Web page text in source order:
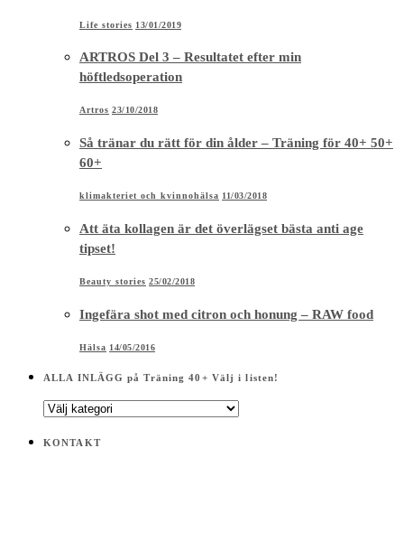
Life stories 13/01/2019
ARTROS Del 3 – Resultatet efter min
höftledsoperation
Artros 23/10/2018
Så tränar du rätt för din ålder – Träning för 40+ 50+
60+
klimakteriet och kvinnohälsa 11/03/2018
Att äta kollagen är det överlägset bästa anti age
tipset!
Beauty stories 25/02/2018
Ingefära shot med citron och honung – RAW food
Hälsa 14/05/2016
ALLA INLÄGG på Träning 40+ Välj i listen!
ALLA
på
KONTAKT